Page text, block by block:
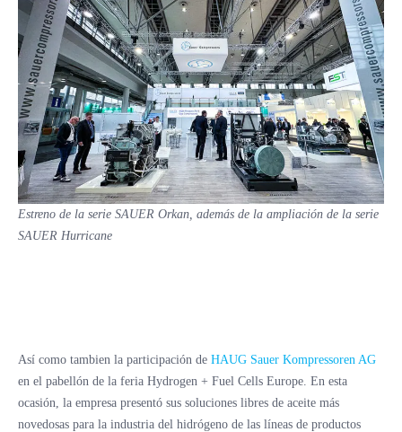
Estreno de la serie SAUER Orkan, además de la ampliación de la serie
SAUER Hurricane
Así como tambien la participación de HAUG Sauer Kompressoren AG
en el pabellón de la feria Hydrogen + Fuel Cells Europe. En esta
ocasión, la empresa presentó sus soluciones libres de aceite más
novedosas para la industria del hidrógeno de las líneas de productos